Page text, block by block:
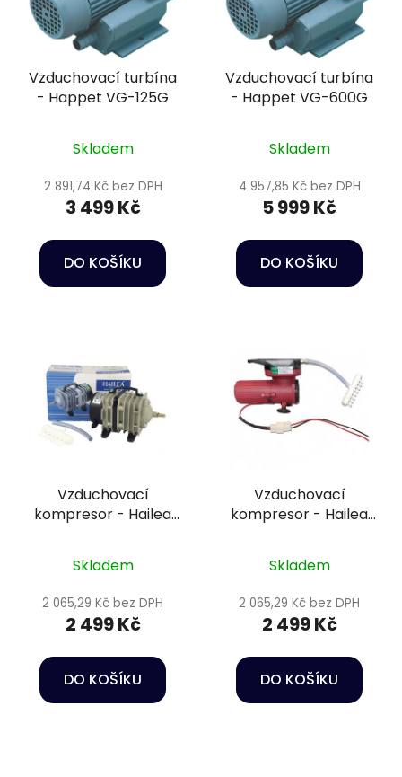
Vzduchovací turbína
- Happet VG-125G
Skladem
2 891,74 Kč bez DPH
3 499 Kč
DO KOŠÍKU
Vzduchovací turbína
- Happet VG-600G
Skladem
4 957,85 Kč bez DPH
5 999 Kč
DO KOŠÍKU
Vzduchovací
kompresor - Hailea
Skladem
2 065,29 Kč bez DPH
2 499 Kč
DO KOŠÍKU
Vzduchovací
kompresor - Hailea
Skladem
2 065,29 Kč bez DPH
2 499 Kč
DO KOŠÍKU